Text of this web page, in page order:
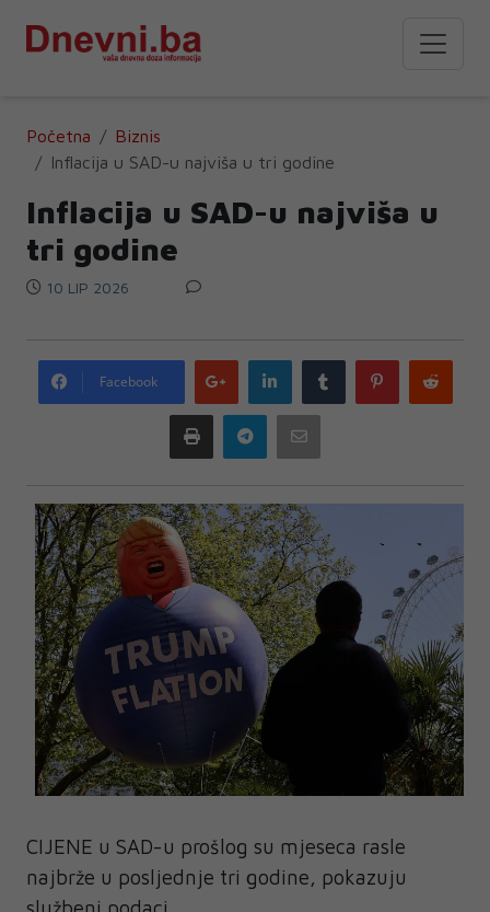
Početna
Biznis
Inflacija u SAD-u najviša u tri godine
Inflacija u SAD-u najviša u
tri godine
10 LIP 2026
Facebook
Google
plus
LinkedIn Tumblr Pinterest
Print Telegram
CIJENE u SAD-u prošlog su mjeseca rasle
najbrže u posljednje tri godine, pokazuju